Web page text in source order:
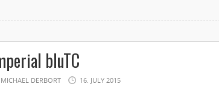
bluTC
MICHAEL DERBORT 16. JULY 2015